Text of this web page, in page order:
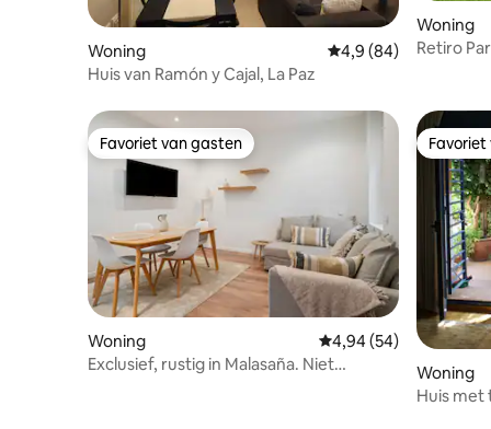
Woning Gemiddelde
4,9 (84)
Huis van Ramón y Cajal, La Paz
Woning
Retiro
Favoriet van gasten
Favoriet van gasten
Woning Gemiddelde
4,94 (54)
Exclusief, rustig in Malasaña. Niet
Woning
Huis met